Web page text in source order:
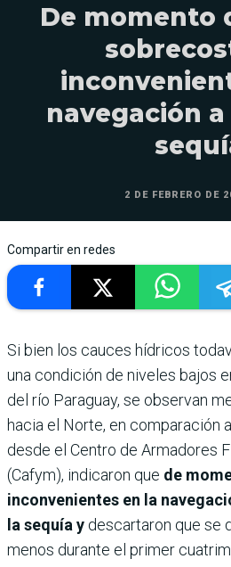
De momento
navegación
2 DE FEBRERO DE
Compartir en redes
Si bien los cauces hídricos
una condición de niveles bajos
del río Paraguay, se observan
hacia el Norte, en comparación
desde el Centro de Armadores
(Cafym), indicaron que de
inconvenientes en la
la sequía y descartaron que se
menos durante el primer